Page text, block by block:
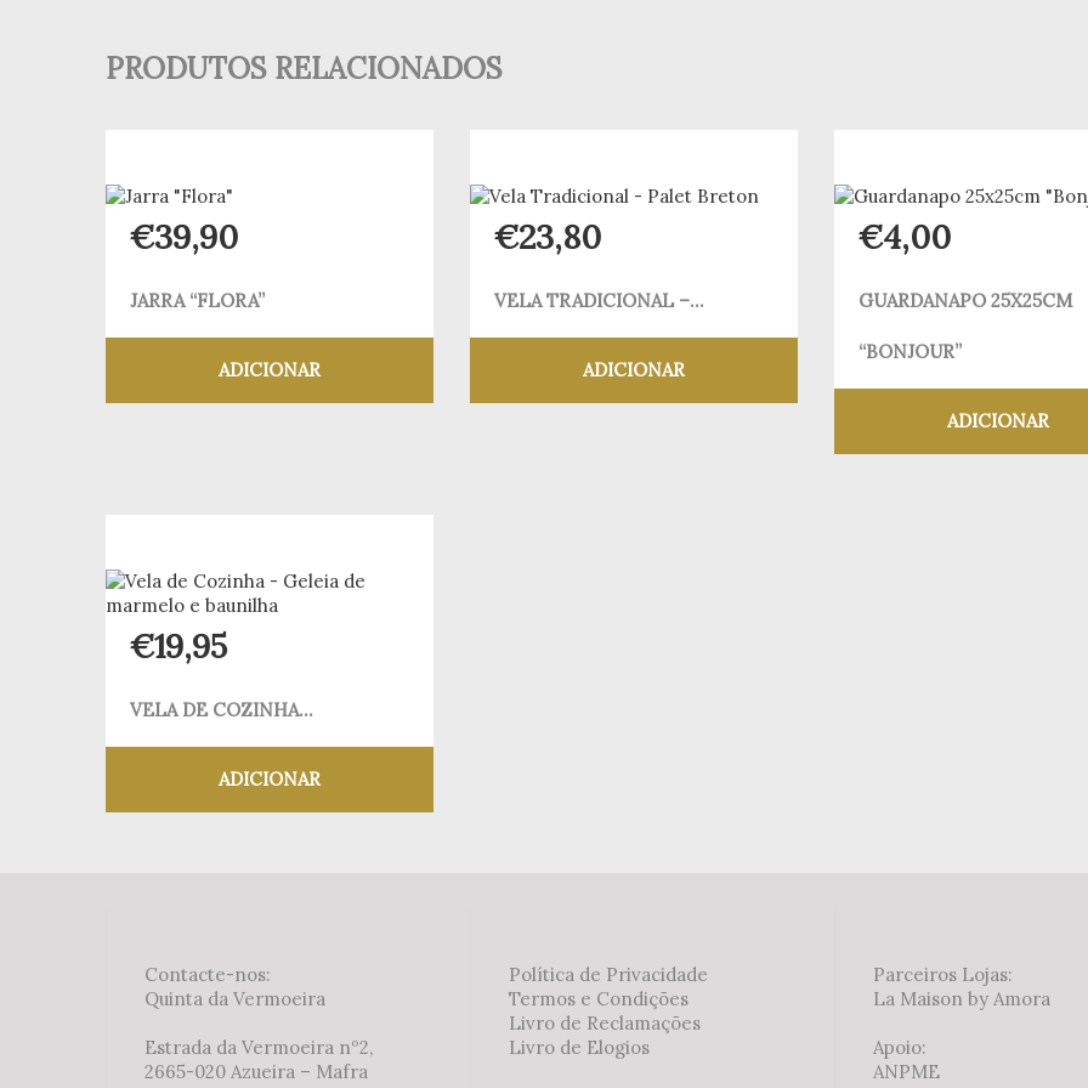
PRODUTOS RELACIONADOS
€39,90
JARRA “FLORA”
ADICIONAR
€23,80
VELA TRADICIONAL –...
ADICIONAR
€4,00
GUARDANAPO 25X25CM
“BONJOUR”
ADICIONAR
€19,95
VELA DE COZINHA...
ADICIONAR
Contacte-nos:
Quinta da Vermoeira
Estrada da Vermoeira nº2,
2665-020 Azueira – Mafra
Política de Privacidade
Termos e Condições
Livro de Reclamações
Livro de Elogios
Parceiros Lojas:
La Maison by Amora
Apoio:
ANPME